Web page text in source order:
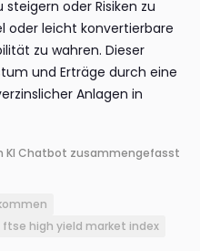
oder Risiken zu
oder leicht konvertierbare
zu wahren. Dieser
und Erträge durch eine
Anlagen in
KI Chatbot zusammengefasst
ftse high yield market index